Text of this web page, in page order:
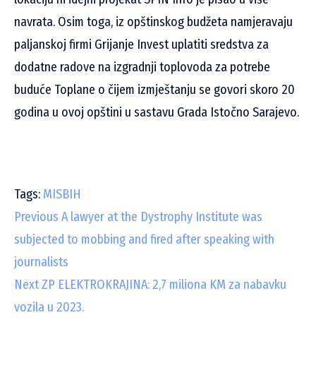
navrata. Osim toga, iz opštinskog budžeta namjeravaju
paljanskoj firmi Grijanje Invest uplatiti sredstva za
dodatne radove na izgradnji toplovoda za potrebe
buduće Toplane o čijem izmještanju se govori skoro 20
godina u ovoj opštini u sastavu Grada Istočno Sarajevo.
Tags: MISBIH
C
o
n
Previous A lawyer at the Dystrophy Institute was
subjected to mobbing and fired after speaking with
journalists
NextZP ELEKTROKRAJINA: 2,7 miliona KM za nabavku
vozila u 2023.